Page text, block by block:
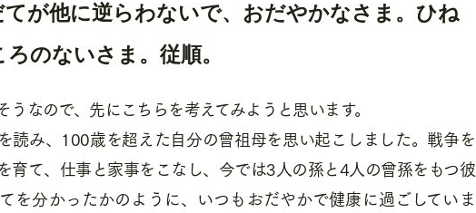
が他に逆らわないで、おだやかなさま。ひね
ろのないさま。従順。
うなので、先にこちらを考えてみようと思います。
読み、100歳を超えた自分の曾祖母を思い起こしました。戦争を
育て、仕事と家事をこなし、今では3人の孫と4人の曾孫をもつ彼
を分かったかのように、いつもおだやかで健康に過ごしていま